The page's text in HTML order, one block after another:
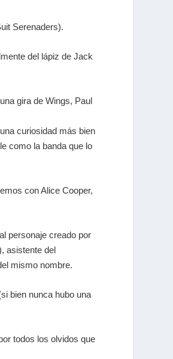
Serenaders).
del lápiz de Jack
gira de Wings, Paul
curiosidad más bien
como la banda que lo
con Alice Cooper,
personaje creado por
asistente del
mismo nombre.
bien nunca hubo una
todos los olvidos que